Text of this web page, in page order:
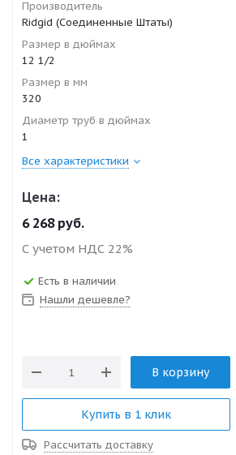
Производитель
Ridgid (Соединенные Штаты)
Размер в дюймах
12 1/2
Размер в мм
320
Диаметр труб в дюймах
1
Все характеристики
Цена:
6 268руб.
С учетом НДС 22%
Есть в наличии
Нашли дешевле?
В корзину
Купить в 1 клик
Рассчитать доставку